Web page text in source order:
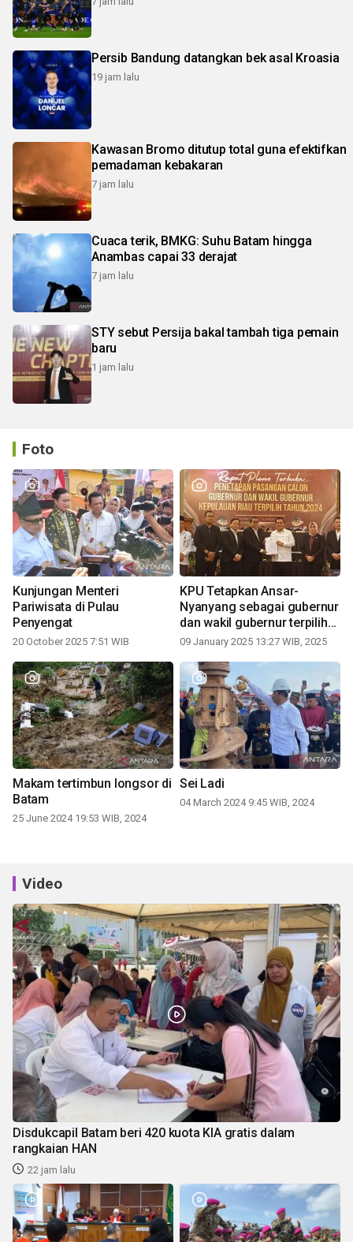
Persib Bandung datangkan bek asal Kroasia
19 jam lalu
Kawasan Bromo ditutup total guna efektifkan
pemadaman kebakaran
7 jam lalu
Cuaca terik, BMKG: Suhu Batam hingga
Anambas capai 33 derajat
7 jam lalu
STY sebut Persija bakal tambah tiga pemain
baru
1 jam lalu
Foto
Kunjungan Menteri
Pariwisata di Pulau
Penyengat
20 October 2025 7:51 WIB
KPU Tetapkan Ansar-
Nyanyang sebagai gubernur
dan wakil gubernur terpilih
periode 2025-2030
09 January 2025 13:27 WIB, 2025
Makam tertimbun longsor di
Batam
25 June 2024 19:53 WIB, 2024
Sei Ladi
04 March 2024 9:45 WIB, 2024
Video
Disdukcapil Batam beri 420 kuota KIA gratis dalam
rangkaian HAN
22 jam lalu